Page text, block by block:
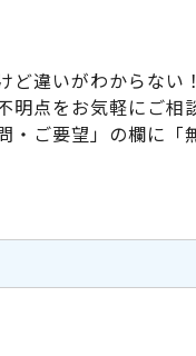
ど違いがわからない
点をお気軽にご相
ご要望」の欄に「